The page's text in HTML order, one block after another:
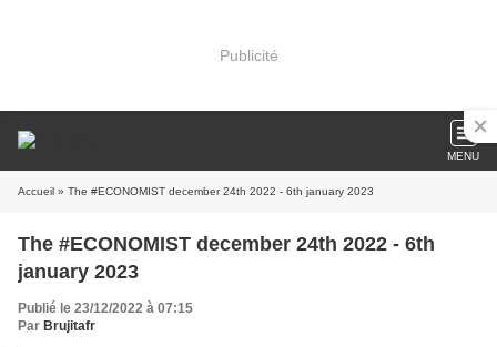
Publicité
MENU
Accueil » The #ECONOMIST december 24th 2022 - 6th january 2023
The #ECONOMIST december 24th 2022 - 6th
january 2023
Publié le 23/12/2022 à 07:15
Par Brujitafr